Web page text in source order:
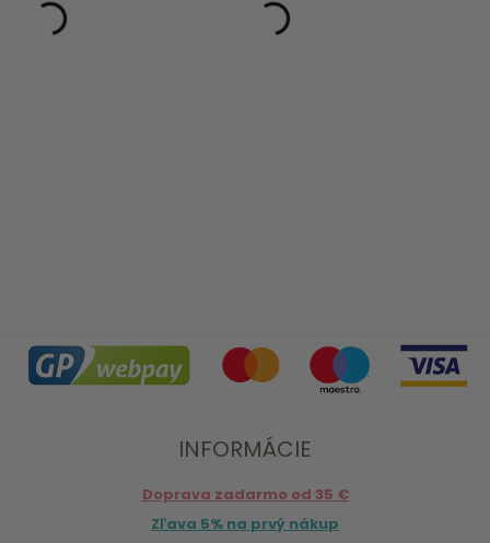
INFORMÁCIE
Doprava zadarmo od 35 €
Zľava 5% na prvý nákup